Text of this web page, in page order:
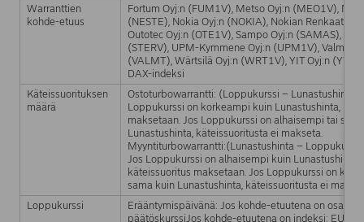
Warranttien
kohde-etuus
Fortum Oyj:n (FUM1V), Metso Oyj:n (MEO1V),
(NESTE), Nokia Oyj:n (NOKIA), Nokian Renkaat
Outotec Oyj:n (OTE1V), Sampo Oyj:n (SAMAS),
(STERV), UPM-Kymmene Oyj:n (UPM1V), Valmet
(VALMT), Wärtsilä Oyj:n (WRT1V), YIT Oyj:n
DAX-indeksi
Käteissuorituksen
määrä
Ostoturbowarrantti: (Loppukurssi – Lunastushinta)
Loppukurssi on korkeampi kuin Lunastushinta,
maksetaan. Jos Loppukurssi on alhaisempi tai
Lunastushinta, käteissuoritusta ei makseta.
Myyntiturbowarrantti:(Lunastushinta –
Jos Loppukurssi on alhaisempi kuin Lunastushinta,
käteissuoritus maksetaan. Jos Loppukurssi on
sama kuin Lunastushinta, käteissuoritusta ei
Loppukurssi
Erääntymispäivänä: Jos kohde-etuutena on osake:
päätöskurssiJos kohde-etuutena on indeksi: